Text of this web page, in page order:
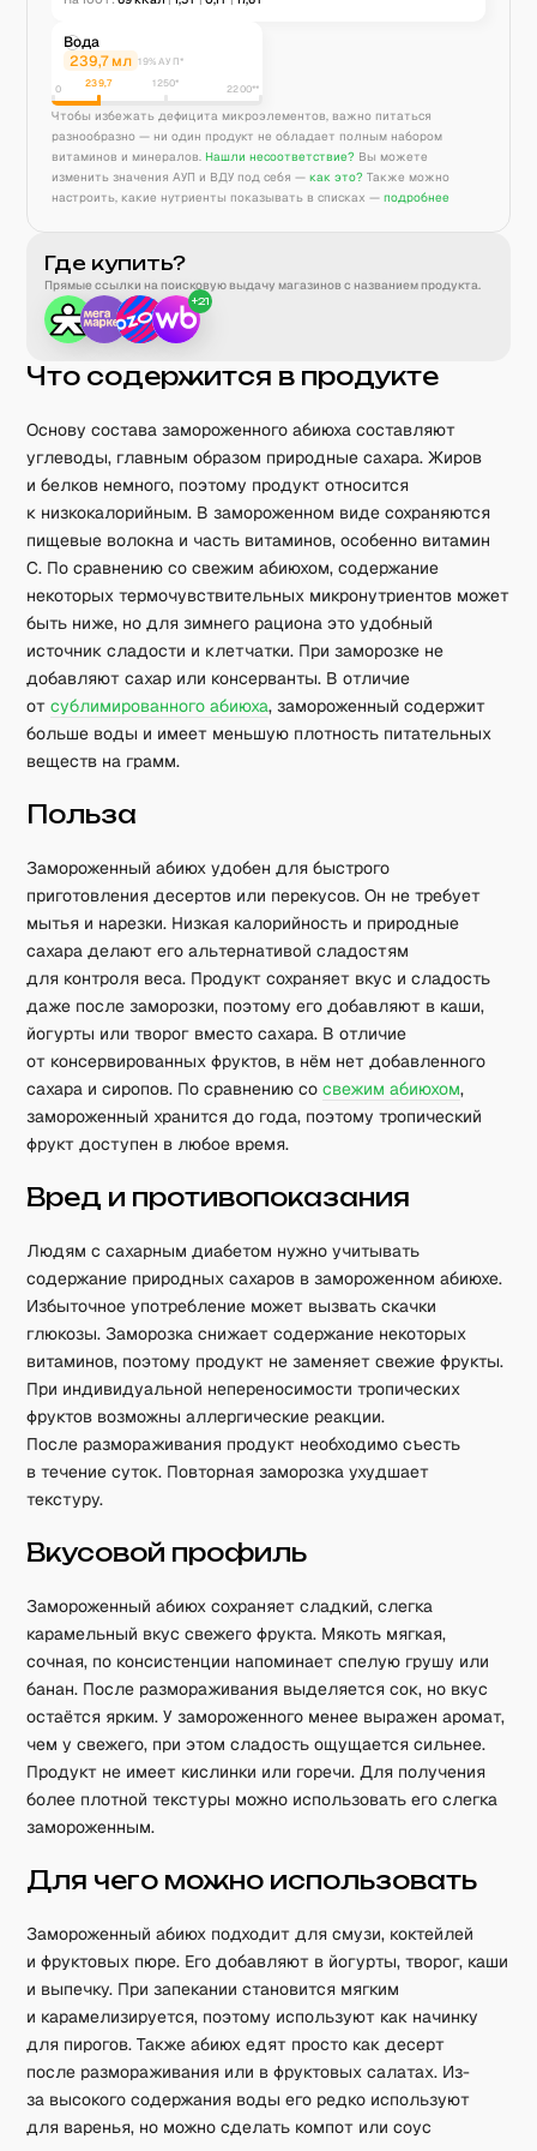
Вода
239,7мл 19% АУП*
0 239,7 1250* 2200**
Чтобы избежать дефицита микроэлементов, важно питаться
разнообразно — ни один продукт не обладает полным набором
витаминов и минералов. Нашли несоответствие? Вы можете
изменить значения АУП и ВДУ под себя — как это? Также можно
настроить, какие нутриенты показывать в списках — подробнее
Где купить?
Прямые ссылки на поисковую выдачу магазинов с названием продукта.
+21
Что содержится в продукте
Основу состава замороженного абиюха составляют
углеводы, главным образом природные сахара. Жиров
и белков немного, поэтому продукт относится
к низкокалорийным. В замороженном виде сохраняются
пищевые волокна и часть витаминов, особенно витамин
C. По сравнению со свежим абиюхом, содержание
некоторых термочувствительных микронутриентов может
быть ниже, но для зимнего рациона это удобный
источник сладости и клетчатки. При заморозке не
добавляют сахар или консерванты. В отличие
отсублимированного абиюха, замороженный содержит
больше воды и имеет меньшую плотность питательных
веществ на грамм.
Польза
Замороженный абиюх удобен для быстрого
приготовления десертов или перекусов. Он не требует
мытья и нарезки. Низкая калорийность и природные
сахара делают его альтернативой сладостям
для контроля веса. Продукт сохраняет вкус и сладость
даже после заморозки, поэтому его добавляют в каши,
йогурты или творог вместо сахара. В отличие
от консервированных фруктов, в нём нет добавленного
сахара и сиропов. По сравнению сосвежим абиюхом,
замороженный хранится до года, поэтому тропический
фрукт доступен в любое время.
Вред и противопоказания
Людям с сахарным диабетом нужно учитывать
содержание природных сахаров в замороженном абиюхе.
Избыточное употребление может вызвать скачки
глюкозы. Заморозка снижает содержание некоторых
витаминов, поэтому продукт не заменяет свежие фрукты.
При индивидуальной непереносимости тропических
фруктов возможны аллергические реакции.
После размораживания продукт необходимо съесть
в течение суток. Повторная заморозка ухудшает
текстуру.
Вкусовой профиль
Замороженный абиюх сохраняет сладкий, слегка
карамельный вкус свежего фрукта. Мякоть мягкая,
сочная, по консистенции напоминает спелую грушу или
банан. После размораживания выделяется сок, но вкус
остаётся ярким. У замороженного менее выражен аромат,
чем у свежего, при этом сладость ощущается сильнее.
Продукт не имеет кислинки или горечи. Для получения
более плотной текстуры можно использовать его слегка
замороженным.
Для чего можно использовать
Замороженный абиюх подходит для смузи, коктейлей
и фруктовых пюре. Его добавляют в йогурты, творог, каши
и выпечку. При запекании становится мягким
и карамелизируется, поэтому используют как начинку
для пирогов. Также абиюх едят просто как десерт
после размораживания или в фруктовых салатах. Из-
за высокого содержания воды его редко используют
для варенья, но можно сделать компот или соус